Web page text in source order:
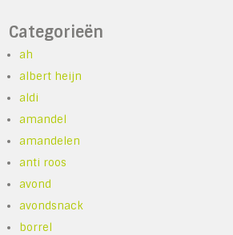
Categorieën
ah
albert heijn
aldi
amandel
amandelen
anti roos
avond
avondsnack
borrel